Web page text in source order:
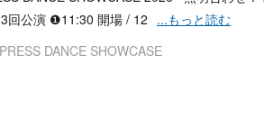
3回公演 ❶11:30 開場 / 12
...もっと読む
DANCE SHOWCASE